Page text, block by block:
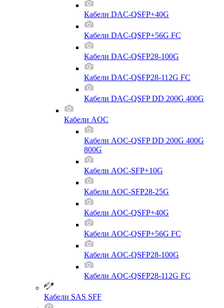
Кабели DAC-QSFP+40G
Кабели DAC-QSFP+56G FC
Кабели DAC-QSFP28-100G
Кабели DAC-QSFP28-112G FC
Кабели DAC-QSFP DD 200G 400G
Кабели AOC
Кабели AOC-QSFP DD 200G 400G
800G
Кабели AOC-SFP+10G
Кабели AOC-SFP28-25G
Кабели AOC-QSFP+40G
Кабели AOC-QSFP+56G FC
Кабели AOC-QSFP28-100G
Кабели AOC-QSFP28-112G FC
Кабели SAS SFF